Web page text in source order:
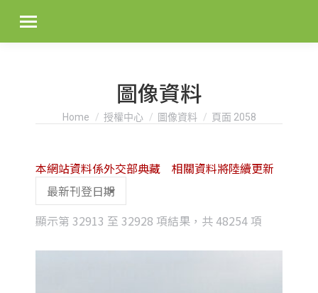
圖像資料
You are here:
Home 授權中心 圖像資料 頁面 2058
顯示第 32913 至 32928 項結果，共 48254 項
latest
本網站資料係外交部典藏 相關資料將陸續更新